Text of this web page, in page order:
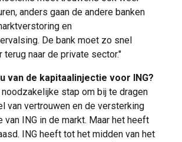
anders gaan de andere banken
en
De bank moet zo snel
terug naar de private sector."
van de kapitaalinjectie voor ING?
stap om bij te dragen
van vertrouwen en de versterking
van ING in de markt. Maar het heeft
ING heeft tot het midden van het